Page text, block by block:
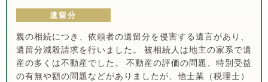
遺留分
親の相続につき、依頼者の遺留分を侵害する遺言があり、
遺留分減殺請求を行いました。 被相続人は地主の家系で遺
産の多くは不動産でした。 不動産の評価の問題、特別受益
の有無や額の問題などがありましたが、他士業（税理士）